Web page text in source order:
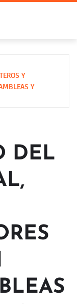
Y
Y
DEL